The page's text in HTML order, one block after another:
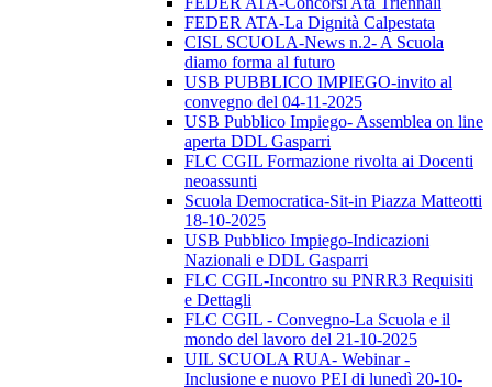
FEDER ATA-La Dignità Calpestata
CISL SCUOLA-News n.2- A Scuola
diamo forma al futuro
USB PUBBLICO IMPIEGO-invito al
convegno del 04-11-2025
USB Pubblico Impiego- Assemblea on line
aperta DDL Gasparri
FLC CGIL Formazione rivolta ai Docenti
neoassunti
Scuola Democratica-Sit-in Piazza Matteotti
18-10-2025
USB Pubblico Impiego-Indicazioni
Nazionali e DDL Gasparri
FLC CGIL-Incontro su PNRR3 Requisiti
e Dettagli
FLC CGIL - Convegno-La Scuola e il
mondo del lavoro del 21-10-2025
UIL SCUOLA RUA- Webinar -
Inclusione e nuovo PEI di lunedì 20-10-